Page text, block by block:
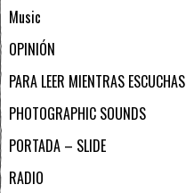
Music
OPINIÓN
PARA LEER MIENTRAS ESCUCHAS
PHOTOGRAPHIC SOUNDS
PORTADA – SLIDE
RADIO